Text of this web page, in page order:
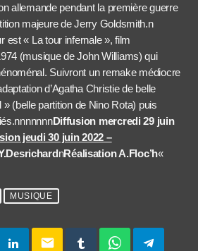
allemande pendant la première guerre
majeure de Jerry Goldsmith.n
est « La tour infernale », film
(musique de John Williams) qui
Suivront un remake médiocre
d’Agatha Christie de belle
(belle partition de Nino Rota) puis
Diffusion mercredi 29 juin
jeudi 30 juin 2022 –
nRéalisation A.Floc’h«
MUSIQUE
email